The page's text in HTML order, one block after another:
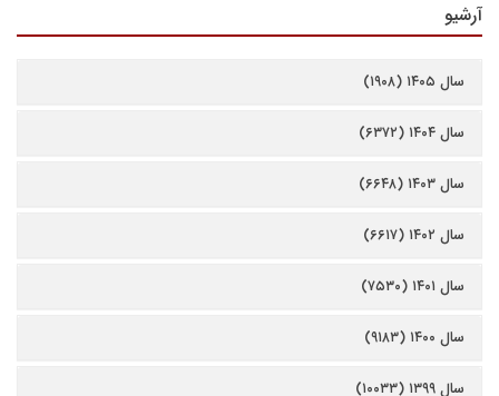
آرشیو
سال ۱۴۰۵ (۱۹۰۸)
سال ۱۴۰۴ (۶۳۷۲)
سال ۱۴۰۳ (۶۶۴۸)
سال ۱۴۰۲ (۶۶۱۷)
سال ۱۴۰۱ (۷۵۳۰)
سال ۱۴۰۰ (۹۱۸۳)
سال ۱۳۹۹ (۱۰۰۳۳)